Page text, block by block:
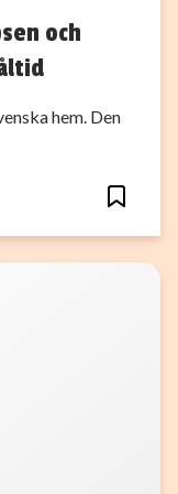
och
hem. Den